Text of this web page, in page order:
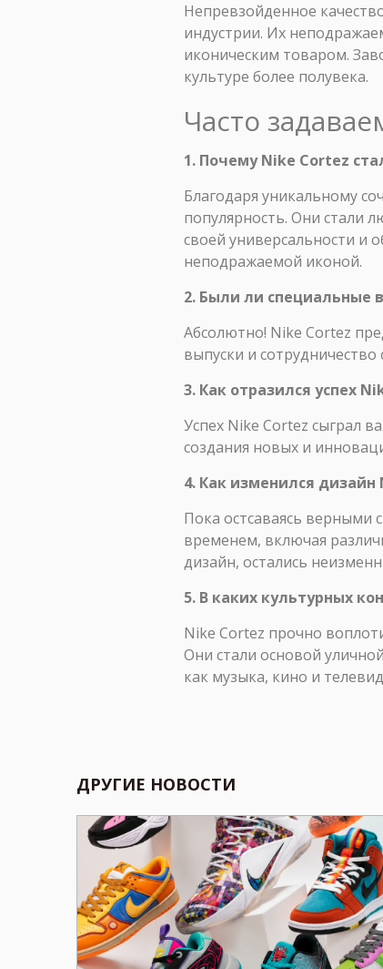
Непревзойденное
индустрии. Их
иконическим товаром.
культуре более полувека.
Часто
1. Почему Nike Cortez
Благодаря уникальному
популярность. Они стали
своей универсальности и
неподражаемой иконой.
2. Были ли специальные
Абсолютно! Nike Cortez
выпуски и
3. Как отразился успех
Успех Nike Cortez сыграл
создания новых и
4. Как изменился
Пока остсаваясь верными
временем, включая
дизайн, остались
5. В каких культурных
Nike Cortez прочно
Они стали основой
как музыка, кино и
ДРУГИЕ НОВОСТИ